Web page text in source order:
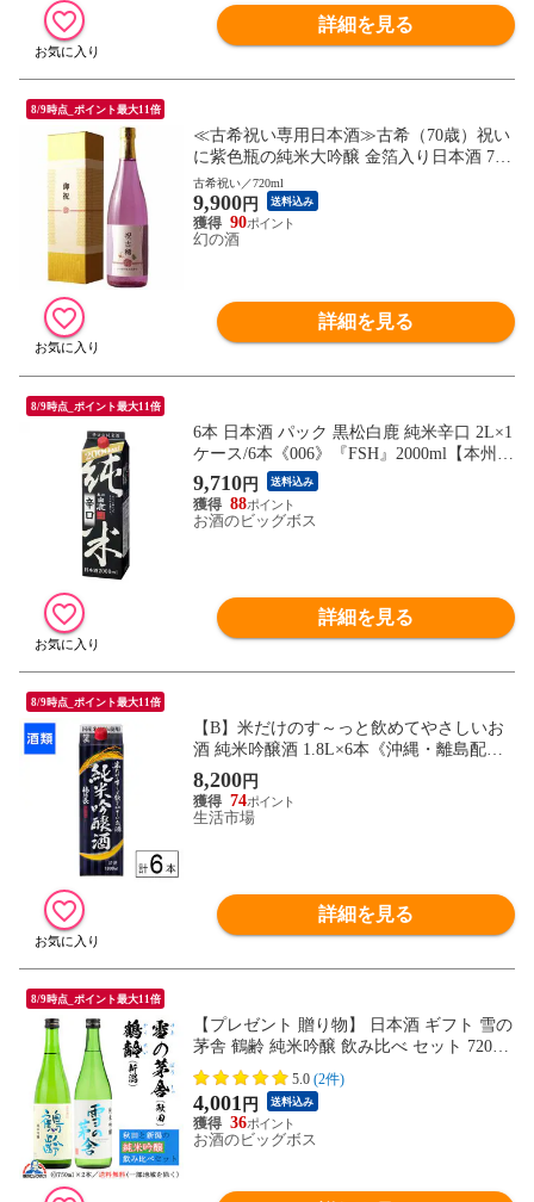
詳細を見る
8/9時点_ポイント最大11倍
≪古希祝い専用日本酒≫古希（70歳）祝い
に紫色瓶の純米大吟醸 金箔入り日本酒 720
ml ［化粧箱入り］【古希祝い 敬老の日 男
性 女性 上司ギフト プレゼント 内祝い お
返し 紫の風呂敷包装 父 母 】
古希祝い／720ml
9,900円 送料込み
90
幻の酒
詳細を見る
8/9時点_ポイント最大11倍
6本 日本酒 パック 黒松白鹿 純米辛口 2L×1
ケース/6本《006》『FSH』2000ml【本州の
み 送料無料】
9,710円 送料込み
88
お酒のビッグボス
詳細を見る
8/9時点_ポイント最大11倍
【B】米だけのす～っと飲めてやさしいお
酒 純米吟醸酒 1.8L×6本《沖縄・離島配送
不可》
8,200円
74
生活市場
詳細を見る
8/9時点_ポイント最大11倍
【プレゼント 贈り物】 日本酒 ギフト 雪の
茅舎 鶴齢 純米吟醸 飲み比べ セット 720ml
×2本『HSH』【本州のみ 送料無料】
5.0 (2件)
4,001 円 送料込み
36
お酒のビッグボス